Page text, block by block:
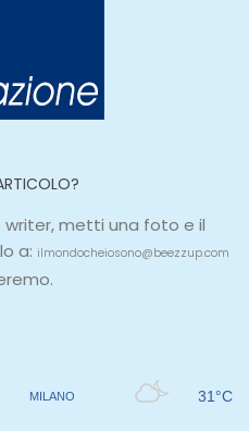
writer, metti una foto e il
a: ilmondocheiosono@beezzup.com